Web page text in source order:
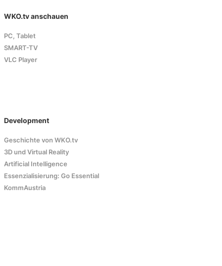
WKO.tv anschauen
PC, Tablet
SMART-TV
VLC Player
Development
Geschichte von WKO.tv
3D und Virtual Reality
Artificial Intelligence
Essenzialisierung: Go Essential
KommAustria